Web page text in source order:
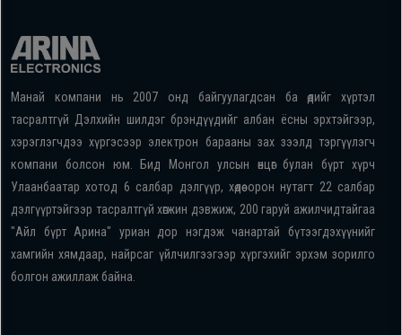
Манай компани нь 2007 онд байгуулагдсан ба өдийг хүртэл
тасралтгүй Дэлхийн шилдэг брэндүүдийг албан ёсны эрхтэйгээр,
хэрэглэгчдээ хүргэсээр электрон барааны зах зээлд тэргүүлэгч
компани болсон юм. Бид Монгол улсын өнцөг булан бүрт хүрч
Улаанбаатар хотод 6 салбар дэлгүүр, хөдөө орон нутагт 22 салбар
дэлгүүртэйгээр тасралтгүй хөгжин дэвжиж, 200 гаруй ажилчидтайгаа
"Айл бүрт Арина" уриан дор нэгдэж чанартай бүтээгдэхүүнийг
хамгийн хямдаар, найрсаг үйлчилгээгээр хүргэхийг эрхэм зорилго
болгон ажиллаж байна.